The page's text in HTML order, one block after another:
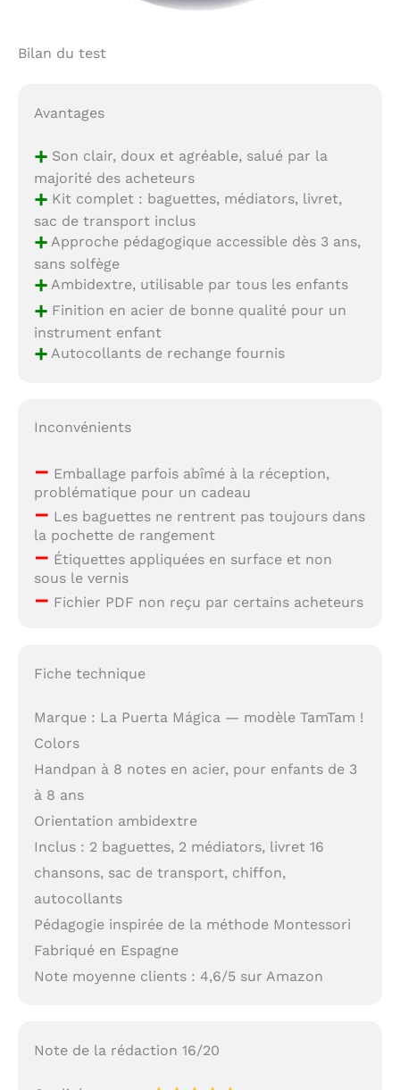
Bilan du test
Avantages
+Son clair, doux et agréable, salué par la
majorité des acheteurs
+Kit complet : baguettes, médiators, livret,
sac de transport inclus
+Approche pédagogique accessible dès 3 ans,
sans solfège
+Ambidextre, utilisable par tous les enfants
+Finition en acier de bonne qualité pour un
instrument enfant
+Autocollants de rechange fournis
Inconvénients
– Emballage parfois abîmé à la réception,
problématique pour un cadeau
– Les baguettes ne rentrent pas toujours dans
la pochette de rangement
– Étiquettes appliquées en surface et non
sous le vernis
– Fichier PDF non reçu par certains acheteurs
Fiche technique
Marque : La Puerta Mágica — modèle TamTam !
Colors
Handpan à 8 notes en acier, pour enfants de 3
à 8 ans
Orientation ambidextre
Inclus : 2 baguettes, 2 médiators, livret 16
chansons, sac de transport, chiffon,
autocollants
Pédagogie inspirée de la méthode Montessori
Fabriqué en Espagne
Note moyenne clients : 4,6/5 sur Amazon
Note de la rédaction 16/20